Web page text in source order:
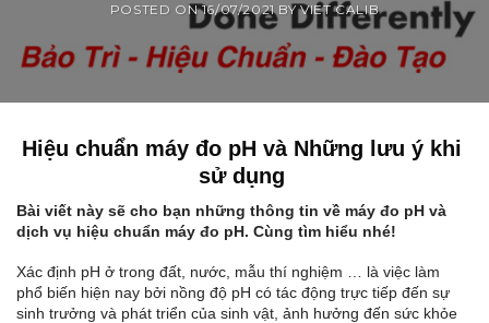
POSTED ON16/07/2021BYVIET CALIB
Hiệu chuẩn máy đo pH và Những lưu ý khi
sử dụng
Bài viết này sẽ cho bạn những thông tin về máy đo pH và
dịch vụ hiệu chuẩn máy đo pH. Cùng tìm hiểu nhé!
Xác định pH ở trong đất, nước, mẫu thí nghiệm … là việc làm
phổ biến hiện nay bởi nồng độ pH có tác động trực tiếp đến sự
sinh trưởng và phát triển của sinh vật, ảnh hưởng đến sức khỏe